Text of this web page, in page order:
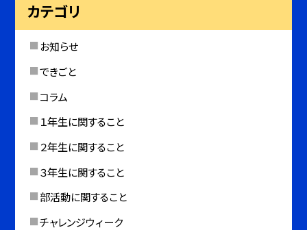
カテゴリ
お知らせ
できごと
コラム
１年生に関すること
２年生に関すること
３年生に関すること
部活動に関すること
チャレンジウィーク